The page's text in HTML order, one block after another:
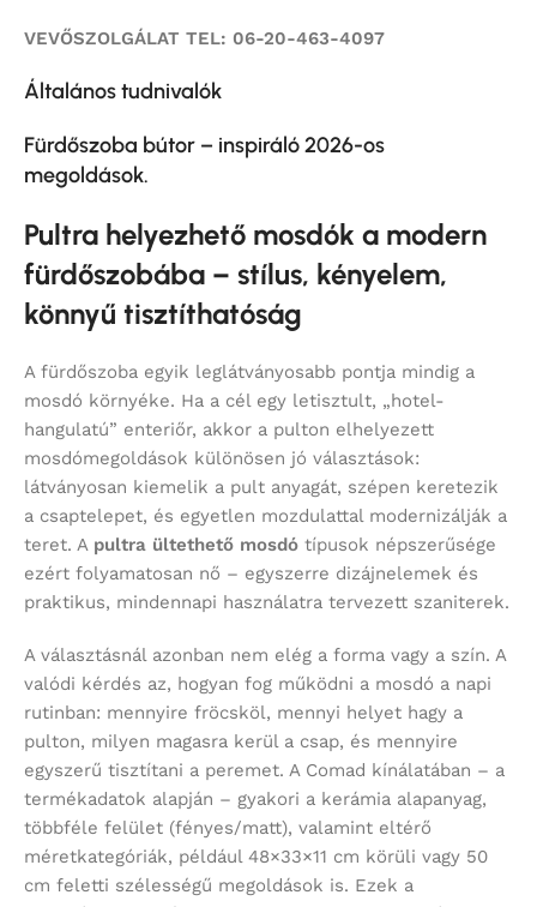
VEVŐSZOLGÁLAT TEL: 06-20-463-4097
Általános tudnivalók
Fürdőszoba bútor – inspiráló 2026-os
megoldások.
Pultra helyezhető mosdók a modern
fürdőszobába – stílus, kényelem,
könnyű tisztíthatóság
A fürdőszoba egyik leglátványosabb pontja mindig a
mosdó környéke. Ha a cél egy letisztult, „hotel-
hangulatú” enteriőr, akkor a pulton elhelyezett
mosdómegoldások különösen jó választások:
látványosan kiemelik a pult anyagát, szépen keretezik
a csaptelepet, és egyetlen mozdulattal modernizálják a
teret. A pultra ültethető mosdó típusok népszerűsége
ezért folyamatosan nő – egyszerre dizájnelemek és
praktikus, mindennapi használatra tervezett szaniterek.
A választásnál azonban nem elég a forma vagy a szín. A
valódi kérdés az, hogyan fog működni a mosdó a napi
rutinban: mennyire fröcsköl, mennyi helyet hagy a
pulton, milyen magasra kerül a csap, és mennyire
egyszerű tisztítani a peremet. A Comad kínálatában – a
termékadatok alapján – gyakori a kerámia alapanyag,
többféle felület (fényes/matt), valamint eltérő
méretkategóriák, például 48×33×11 cm körüli vagy 50
cm feletti szélességű megoldások is. Ezek a